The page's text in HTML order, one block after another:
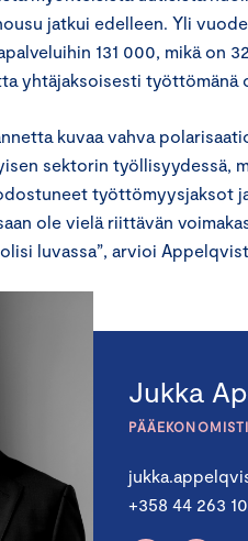
jatkui edelleen. Yli
131 000, mikä on
yhtäjaksoisesti työttömänä
kuvaa vahva
sektorin työllisyydessä,
työttömyysjaksot
ole vielä riittävän
luvassa”, arvioi
Jukka
PÄÄEKONOMISTI
+358 44 263